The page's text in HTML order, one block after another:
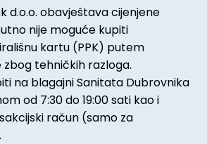
d.o.o. obavještava cijenjene
nije moguće kupiti
kartu (PPK) putem
tehničkih razloga.
na blagajni Sanitata Dubrovnika
od 7:30 do 19:00 sati kao i
račun (samo za